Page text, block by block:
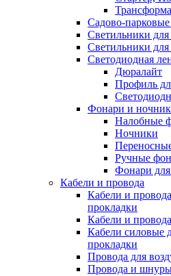
Садово-
Светильники для
Светильники для
Светодиодная
Дюралайт
Профиль
Фонари и
Налобные
Ночники
Ручные
Фонари
Кабели и провода
Кабели и
прокладки
Кабели и
Кабели силовые
прокладки
Провода для
Провода и шнуры